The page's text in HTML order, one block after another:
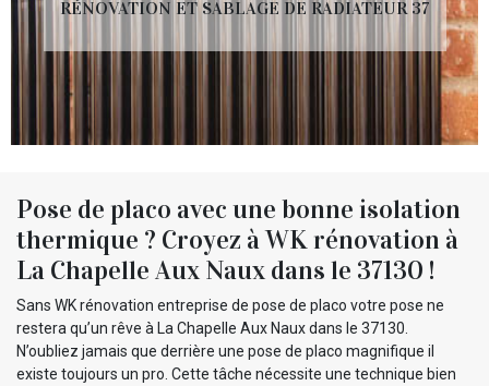
RÉNOVATION ET SABLAGE DE RADIATEUR 37
Pose de placo avec une bonne isolation
thermique ? Croyez à WK rénovation à
La Chapelle Aux Naux dans le 37130 !
Sans WK rénovation entreprise de pose de placo votre pose ne
restera qu’un rêve à La Chapelle Aux Naux dans le 37130.
N’oubliez jamais que derrière une pose de placo magnifique il
existe toujours un pro. Cette tâche nécessite une technique bien